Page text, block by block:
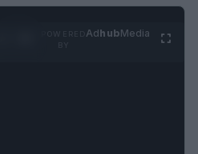
AdhubMedia